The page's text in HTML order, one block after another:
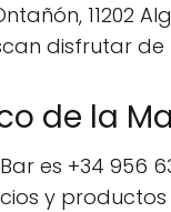
11202
disfrutar
de la
es +34 956
y